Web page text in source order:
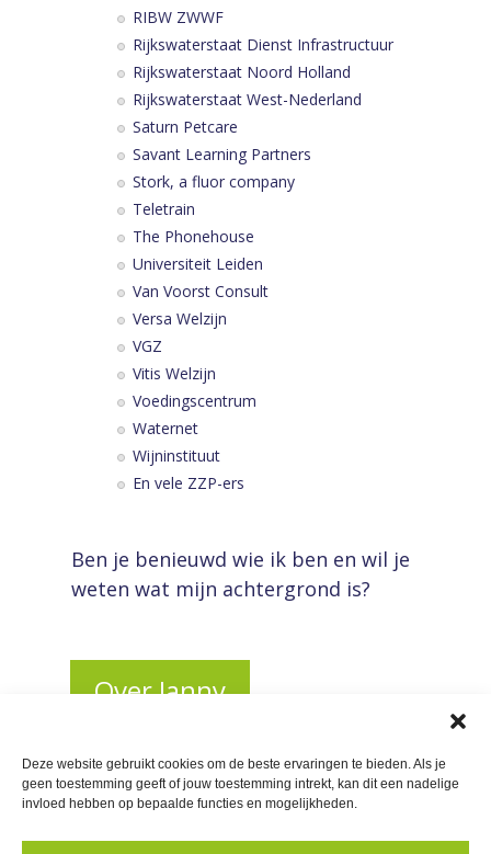
Deze website gebruikt cookies om de beste ervaringen te bieden. Als je
geen toestemming geeft of jouw toestemming intrekt, kan dit een nadelige
invloed hebben op bepaalde functies en mogelijkheden.
RIBW ZWWF
Rijkswaterstaat Dienst Infrastructuur
Rijkswaterstaat Noord Holland
Rijkswaterstaat West-Nederland
Saturn Petcare
Savant Learning Partners
Stork, a fluor company
Teletrain
The Phonehouse
Universiteit Leiden
Van Voorst Consult
Versa Welzijn
VGZ
Vitis Welzijn
Voedingscentrum
Waternet
Wijninstituut
En vele ZZP-ers
Ben je benieuwd wie ik ben en wil je
weten wat mijn achtergrond is?
Over Janny
PRIVACY VERKLARING COOKIEBELEID (EU)